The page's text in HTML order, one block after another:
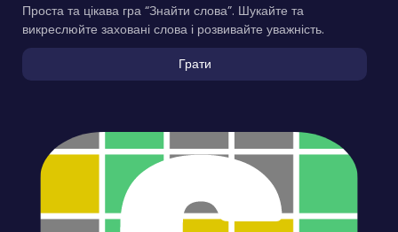
Проста та цікава гра “Знайти слова”. Шукайте та
викреслюйте заховані слова і розвивайте уважність.
Грати